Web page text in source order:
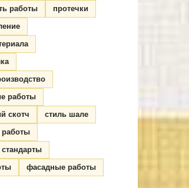
работы
протечки
работы
скотч
стиль шале
работы
фасадные работы